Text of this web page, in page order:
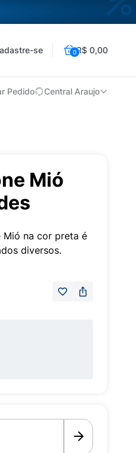
se 0R$ 0,00
Pedido Central Araujo
Mió
Mió na cor preta é
diversos.